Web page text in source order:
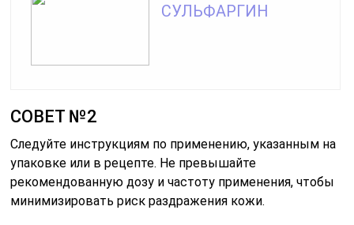
СУЛЬФАРГИН
СОВЕТ №2
Следуйте инструкциям по применению, указанным на
упаковке или в рецепте. Не превышайте
рекомендованную дозу и частоту применения, чтобы
минимизировать риск раздражения кожи.